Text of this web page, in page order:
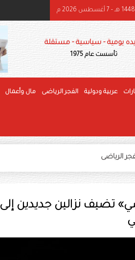
بذكرى استقلال بلاده
يومية - سياسية - مستقلة
تأسست عام 1975
عربية ودولية الفجر الرياضى مال وأعمال
الرياضى
تضيف نزالين جديدين إلى